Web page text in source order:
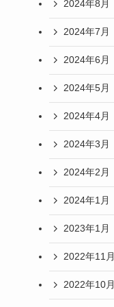
2024年8月
2024年7月
2024年6月
2024年5月
2024年4月
2024年3月
2024年2月
2024年1月
2023年1月
2022年11月
2022年10月